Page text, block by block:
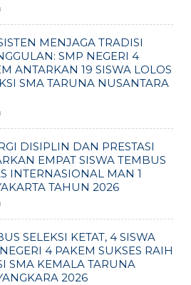
MENJAGA TRADISI
SMP NEGERI 4
ANTARKAN 19 SISWA LOLOS
SMA TARUNA NUSANTARA
DISIPLIN DAN PRESTASI
EMPAT SISWA TEMBUS
INTERNASIONAL MAN 1
TAHUN 2026
SELEKSI KETAT, 4 SISWA
4 PAKEM SUKSES RAIH
SMA KEMALA TARUNA
2026